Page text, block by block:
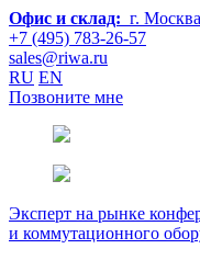
Офис и склад: г. Москва
+7 (495) 783-26-57
sales@riwa.ru
RU EN
Позвоните мне
Эксперт на рынке
и коммутационного